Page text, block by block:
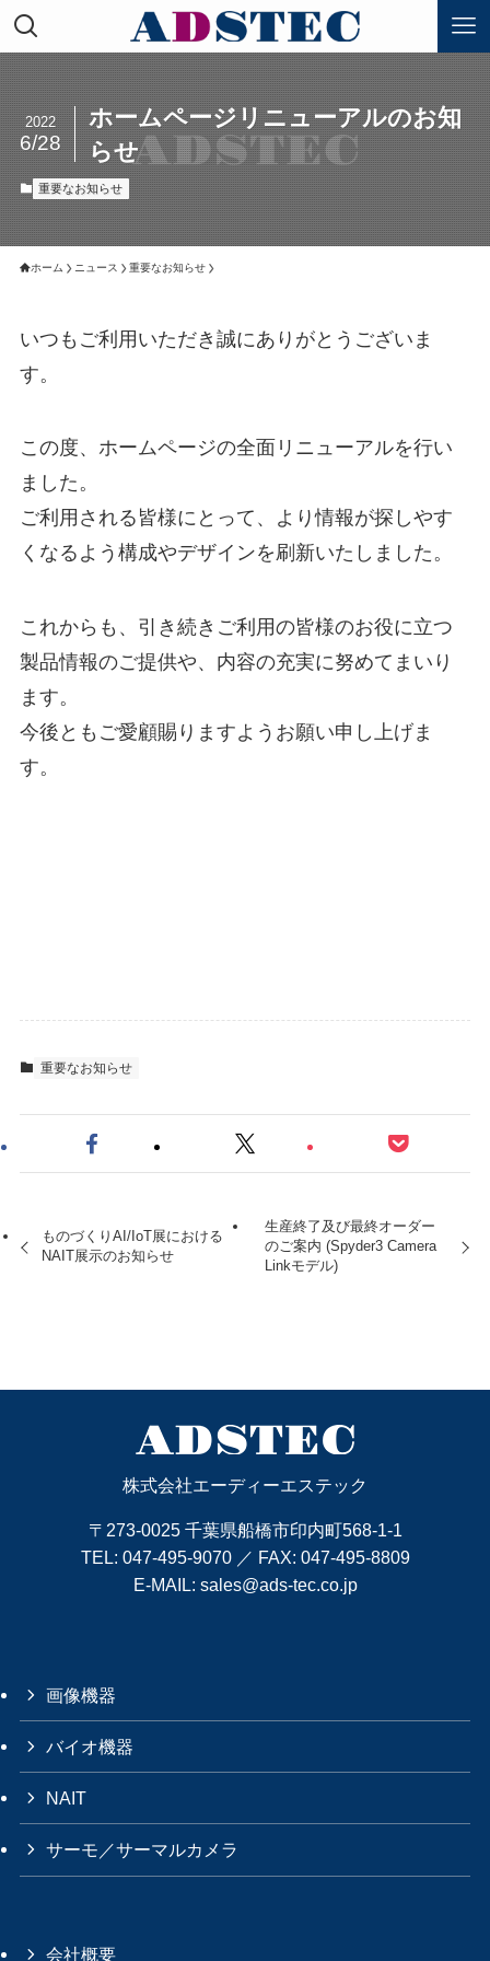
ホームページリニューアルのお知
らせ
2022
6/28
重要なお知らせ
ホーム ニュース 重要なお知らせ
いつもご利用いただき誠にありがとうございま
す。
この度、ホームページの全面リニューアルを行い
ました。
ご利用される皆様にとって、より情報が探しやす
くなるよう構成やデザインを刷新いたしました。
これからも、引き続きご利用の皆様のお役に立つ
製品情報のご提供や、内容の充実に努めてまいり
ます。
今後ともご愛顧賜りますようお願い申し上げま
す。
重要なお知らせ
ものづくりAI/IoT展における
NAIT展示のお知らせ
生産終了及び最終オーダー
のご案内 (Spyder3 Camera
Linkモデル)
株式会社エーディーエステック
〒273-0025 千葉県船橋市印内町568-1-1
TEL: 047-495-9070／ FAX: 047-495-8809
E-MAIL: sales@ads-tec.co.jp
画像機器
バイオ機器
NAIT
サーモ／サーマルカメラ
会社概要